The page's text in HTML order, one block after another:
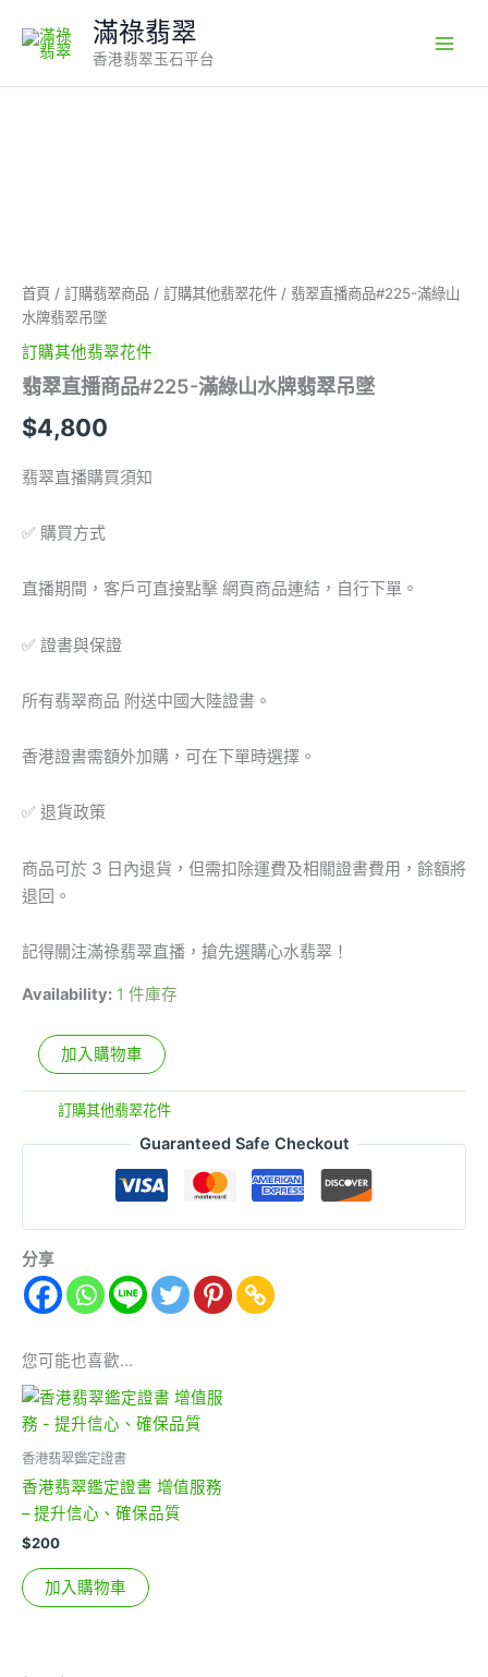
content
滿祿翡翠
香港翡翠玉石平台
首頁 / 訂購翡翠商品 / 訂購其他翡翠花件 / 翡翠直播商品#225-滿綠山
水牌翡翠吊墜
訂購其他翡翠花件
翡翠直播商品#225-滿綠山水牌翡翠吊墜
$4,800
翡翠直播購買須知
✅ 購買方式
直播期間，客戶可直接點擊 網頁商品連結，自行下單。
✅ 證書與保證
所有翡翠商品 附送中國大陸證書。
香港證書需額外加購，可在下單時選擇。
✅ 退貨政策
商品可於 3 日內退貨，但需扣除運費及相關證書費用，餘額將
退回。
記得關注滿祿翡翠直播，搶先選購心水翡翠！
Availability: 1 件庫存
綠
山
水
翡
吊
數
加入購物車
訂購其他翡翠花件
Guaranteed Safe Checkout
分享
您可能也喜歡…
香港翡翠鑑定證書
香港翡翠鑑定證書 增值服務
– 提升信心、確保品質
$200
加入購物車